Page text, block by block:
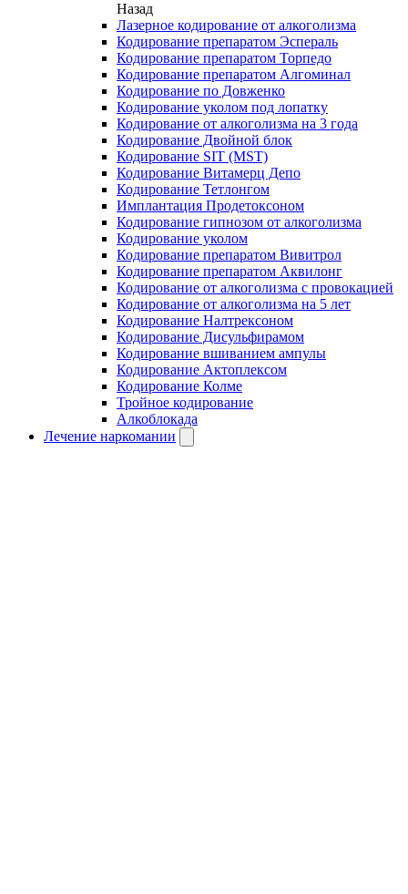
Назад
Лазерное кодирование от алкоголизма
Кодирование препаратом Эспераль
Кодирование препаратом Торпедо
Кодирование препаратом Алгоминал
Кодирование по Довженко
Кодирование уколом под лопатку
Кодирование от алкоголизма на 3 года
Кодирование Двойной блок
Кодирование SIT (MST)
Кодирование Витамерц Депо
Кодирование Тетлонгом
Имплантация Продетоксоном
Кодирование гипнозом от алкоголизма
Кодирование уколом
Кодирование препаратом Вивитрол
Кодирование препаратом Аквилонг
Кодирование от алкоголизма с провокацией
Кодирование от алкоголизма на 5 лет
Кодирование Налтрексоном
Кодирование Дисульфирамом
Кодирование вшиванием ампулы
Кодирование Актоплексом
Кодирование Колме
Тройное кодирование
Алкоблокада
Лечение наркомании